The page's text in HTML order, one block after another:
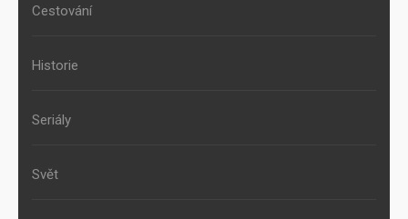
Cestování
Historie
Seriály
Svět